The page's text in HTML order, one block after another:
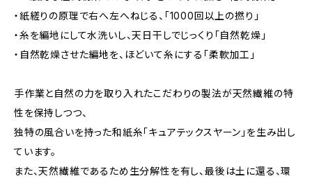
・紙縒りの原理で右へ左へねじる、「1000回以上の撚り」
・糸を編地にして水洗いし、天日干しでじっくり「自然乾燥」
・自然乾燥させた編地を、ほどいて糸にする「柔軟加工」
手作業と自然の力を取り入れたこだわりの製法が天然繊維の特
性を保持しつつ、
独特の風合いを持った和紙糸「キュアテックスヤーン」を生み出し
ています。
また、天然繊維であるため生分解性を有し、最後は土に還る、環